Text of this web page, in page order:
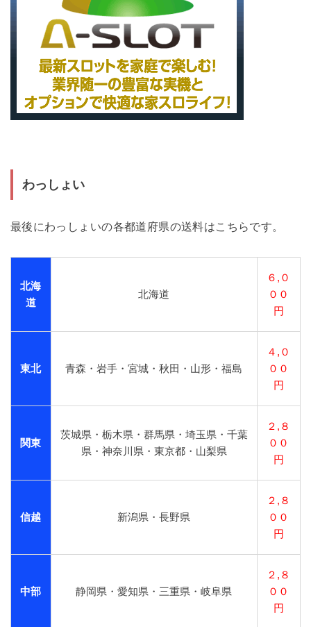
わっしょい
最後にわっしょいの各都道府県の送料はこちらです。
北海
道
北海道
６,０
００
円
東北 青森・岩手・宮城・秋田・山形・福島
４,０
００
円
関東
茨城県・栃木県・群馬県・埼玉県・千葉
県・神奈川県・東京都・山梨県
２,８
００
円
信越 新潟県・長野県
２,８
００
円
中部 静岡県・愛知県・三重県・岐阜県
２,８
００
円